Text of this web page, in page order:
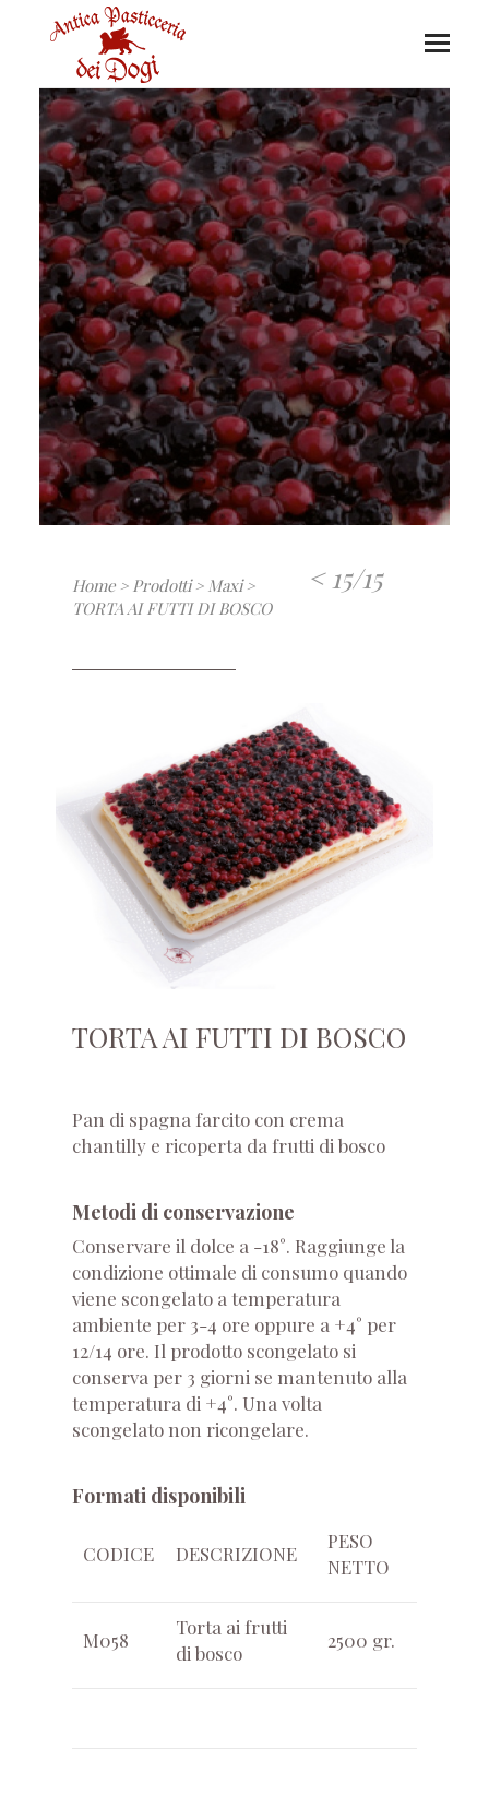
Home> Prodotti> Maxi>
TORTA AI FUTTI DI BOSCO
< 15/15
TORTA AI FUTTI DI BOSCO
Pan di spagna farcito con crema
chantilly e ricoperta da frutti di bosco
Metodi di conservazione
Conservare il dolce a -18°. Raggiunge la
condizione ottimale di consumo quando
viene scongelato a temperatura
ambiente per 3-4 ore oppure a +4° per
12/14 ore. Il prodotto scongelato si
conserva per 3 giorni se mantenuto alla
temperatura di +4°. Una volta
scongelato non ricongelare.
Formati disponibili
CODICE DESCRIZIONE
PESO
NETTO
M058
Torta ai frutti
di bosco
2500 gr.